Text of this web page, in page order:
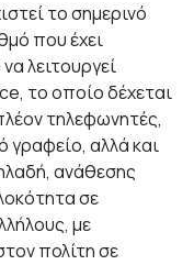
το σημερινό
που έχει
λειτουργεί
το οποίο δέχεται
τηλεφωνητές,
γραφείο, αλλά και
ανάθεσης
σε
με
πολίτη σε